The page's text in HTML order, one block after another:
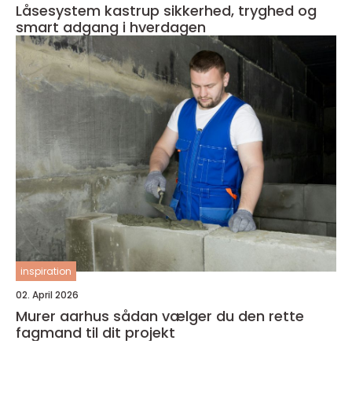
Låsesystem kastrup sikkerhed, tryghed og
smart adgang i hverdagen
inspiration
02. April 2026
Murer aarhus sådan vælger du den rette
fagmand til dit projekt